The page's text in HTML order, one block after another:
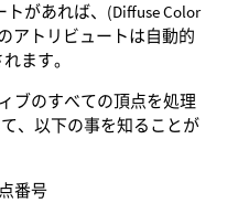
があれば、(Diffuse Color
アトリビュートは自動的
ます。
ブのすべての頂点を処理
、以下の事を知ることが
番号